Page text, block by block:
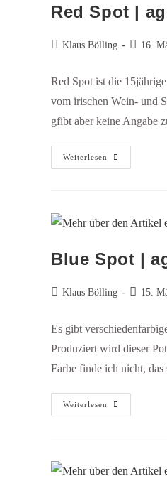
Red Spot |
Klaus Bölling 16.
Red Spot ist die
vom irischen Wein- und
gfibt aber keine Angabe
Weiterlesen
Blue Spot |
Klaus Bölling 15.
Es gibt
Produziert wird dieser
Farbe finde ich nicht,
Weiterlesen